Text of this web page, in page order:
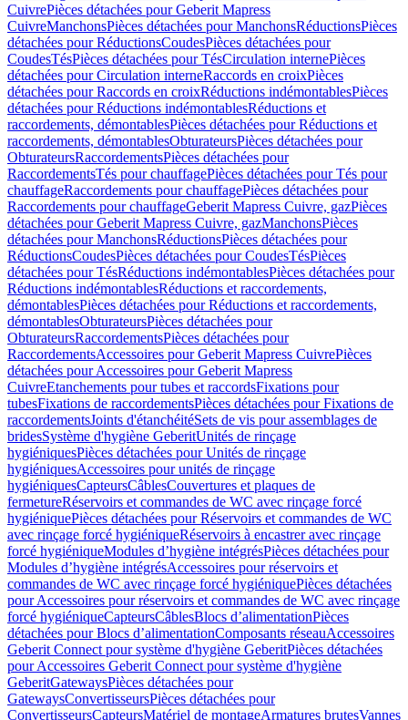
CuivrePièces détachées pour Geberit Mapress
CuivreManchonsPièces détachées pour ManchonsRéductionsPièces
détachées pour RéductionsCoudesPièces détachées pour
CoudesTésPièces détachées pour TésCirculation internePièces
détachées pour Circulation interneRaccords en croixPièces
détachées pour Raccords en croixRéductions indémontablesPièces
détachées pour Réductions indémontablesRéductions et
raccordements, démontablesPièces détachées pour Réductions et
raccordements, démontablesObturateursPièces détachées pour
ObturateursRaccordementsPièces détachées pour
RaccordementsTés pour chauffagePièces détachées pour Tés pour
chauffageRaccordements pour chauffagePièces détachées pour
Raccordements pour chauffageGeberit Mapress Cuivre, gazPièces
détachées pour Geberit Mapress Cuivre, gazManchonsPièces
détachées pour ManchonsRéductionsPièces détachées pour
RéductionsCoudesPièces détachées pour CoudesTésPièces
détachées pour TésRéductions indémontablesPièces détachées pour
Réductions indémontablesRéductions et raccordements,
démontablesPièces détachées pour Réductions et raccordements,
démontablesObturateursPièces détachées pour
ObturateursRaccordementsPièces détachées pour
RaccordementsAccessoires pour Geberit Mapress CuivrePièces
détachées pour Accessoires pour Geberit Mapress
CuivreEtanchements pour tubes et raccordsFixations pour
tubesFixations de raccordementsPièces détachées pour Fixations de
raccordementsJoints d'étanchéitéSets de vis pour assemblages de
bridesSystème d'hygiène GeberitUnités de rinçage
hygiéniquesPièces détachées pour Unités de rinçage
hygiéniquesAccessoires pour unités de rinçage
hygiéniquesCapteursCâblesCouvertures et plaques de
fermetureRéservoirs et commandes de WC avec rinçage forcé
hygiéniquePièces détachées pour Réservoirs et commandes de WC
avec rinçage forcé hygiéniqueRéservoirs à encastrer avec rinçage
forcé hygiéniqueModules d’hygiène intégrésPièces détachées pour
Modules d’hygiène intégrésAccessoires pour réservoirs et
commandes de WC avec rinçage forcé hygiéniquePièces détachées
pour Accessoires pour réservoirs et commandes de WC avec rinçage
forcé hygiéniqueCapteursCâblesBlocs d’alimentationPièces
détachées pour Blocs d’alimentationComposants réseauAccessoires
Geberit Connect pour système d'hygiène GeberitPièces détachées
pour Accessoires Geberit Connect pour système d'hygiène
GeberitGatewaysPièces détachées pour
GatewaysConvertisseursPièces détachées pour
ConvertisseursCapteursMatériel de montageArmatures brutesVannes